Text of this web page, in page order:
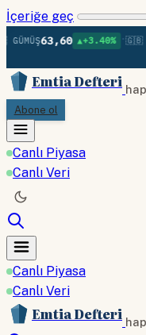
İçeriğe geç
63,60 ▲+3.40% •🇬🇧
Emtia Defteri
Abone ol
Canlı Piyasa
Canlı Veri
Canlı Piyasa
Canlı Veri
Emtia Defteri